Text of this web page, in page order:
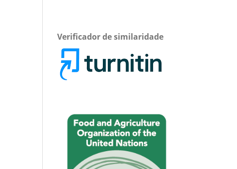
Verificador de similaridade